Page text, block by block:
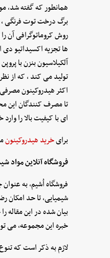
همانطور که گفته شد,
برگ درخت توت فرنگی
روش کروماتوگرافی آن
ها تجزیه اکسیداتیو
تولید می کند ، که از
اکثر هیدروکینون
تا مصرف کنندگان این
ای با کیفیت بالا را
برایخرید هیدروکینون
فروشگاه آنلاین مواد
فروشگاه اُشیم, به
شیمیایی, تا حد امکان
بیان شده در این مقاله
خبره این مجموعه, می
لازم به ذکر است که